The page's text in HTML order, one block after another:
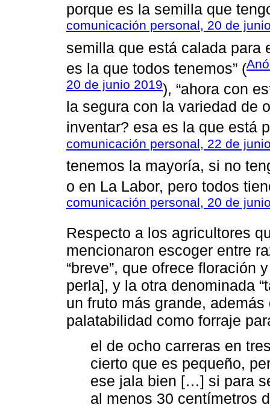
porque es la semilla que
comunicación personal, 20 de
semilla que está calada para
es la que todos tenemos” (
20 de junio 2019), “ahora con
la segura con la variedad de
inventar? esa es la que está
comunicación personal, 22 de
tenemos la mayoría, si no
o en La Labor, pero todos
comunicación personal, 20 de
Respecto a los agricultores
mencionaron escoger entre
“breve”, que ofrece floración
perla], y la otra denominada
un fruto más grande,
palatabilidad como forraje
el de ocho carreras en
cierto que es pequeño,
ese jala bien […] si para
al menos 30 centímetros